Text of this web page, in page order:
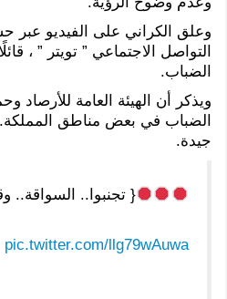
وعلق الكراني على الفيديو عبر
التواصل الاجتماعي ” تويتر ” ،
الضباب.
ويذكر أن الهيئة العامة للأرصاد
الضباب في بعض مناطق
جيدة.
{ تجنبوا.. السواقة..
pic.twitter.com/llg79wAuwa